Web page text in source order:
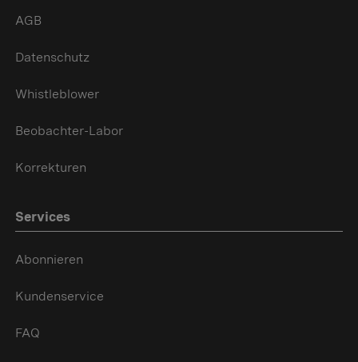
AGB
Datenschutz
Whistleblower
Beobachter-Labor
Korrekturen
Services
Abonnieren
Kundenservice
FAQ